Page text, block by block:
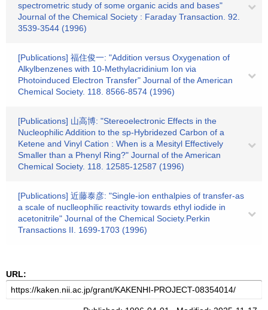
spectrometric study of some organic acids and bases"
Journal of the Chemical Society : Faraday Transaction. 92.
3539-3544 (1996)
[Publications] 福住俊一: "Addition versus Oxygenation of
Alkylbenzenes with 10-Methylacridinium Ion via
Photoinduced Electron Transfer" Journal of the American
Chemical Society. 118. 8566-8574 (1996)
[Publications] 山高博: "Stereoelectronic Effects in the
Nucleophilic Addition to the sp-Hybridezed Carbon of a
Ketene and Vinyl Cation : When is a Mesityl Effectively
Smaller than a Phenyl Ring?" Journal of the American
Chemical Society. 118. 12585-12587 (1996)
[Publications] 近藤泰彦: "Single-ion enthalpies of transfer-as
a scale of nuclleophilic reactivity towards ethyl iodide in
acetonitrile" Journal of the Chemical Society.Perkin
Transactions II. 1699-1703 (1996)
URL: